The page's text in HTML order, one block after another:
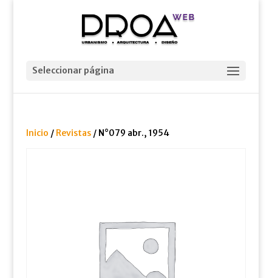
Seleccionar página
Inicio / Revistas/ N°079 abr., 1954